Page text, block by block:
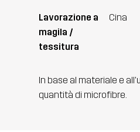
Lavorazione a
magila /
tessitura
Cina
In base al materiale e
quantità di microfibre.